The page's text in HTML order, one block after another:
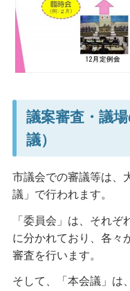
議案審査・議
議）
市議会での審議等は、
議」で行われます。
「委員会」は、それ
に分かれており、各々
審査を行います。
そして、「本会議」は